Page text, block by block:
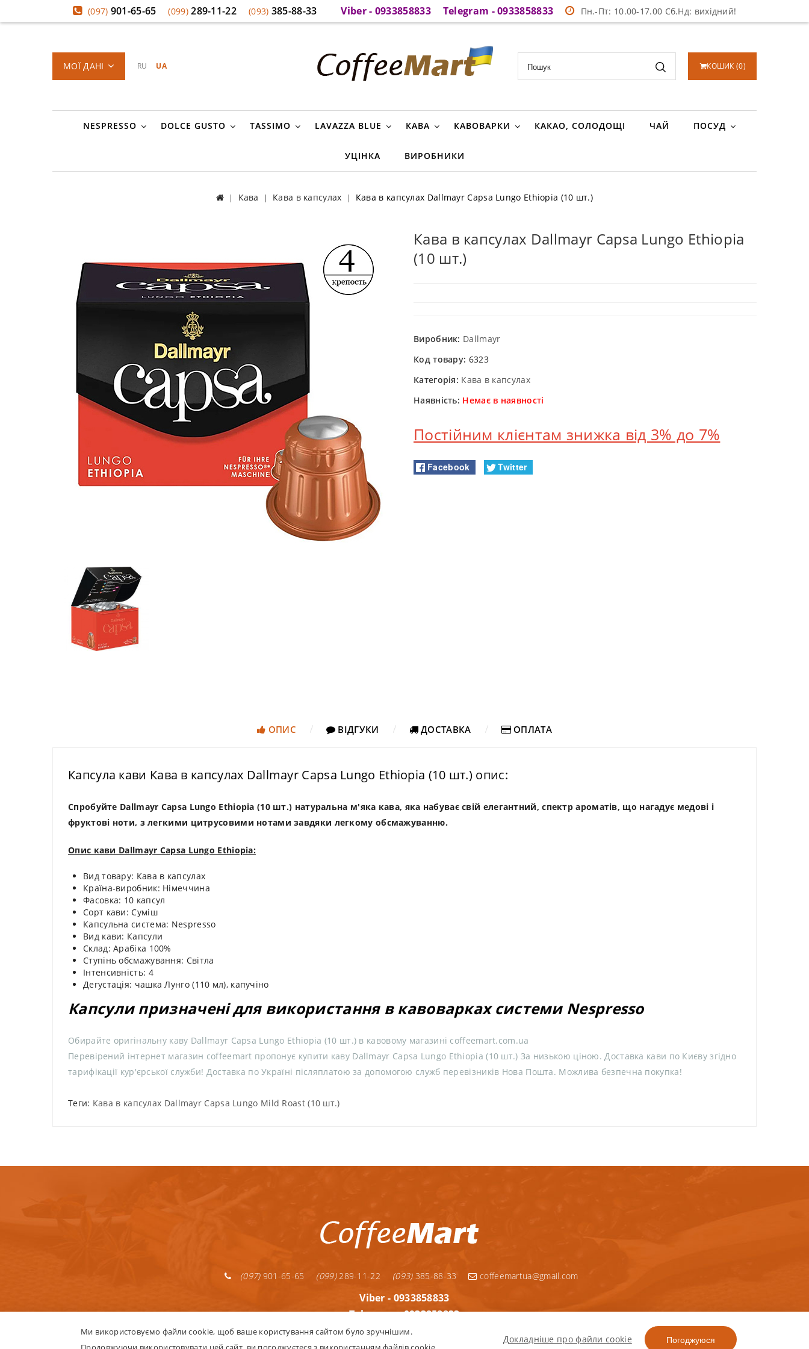
(097) 901-65-65 (099)289-11-22 (093) 385-88-33 Viber - 0933858833 Telegram - 0933858833 Пн.-Пт: 10.00-17.00 Сб.Нд: вихідний!
МОЇ ДАНІ RU UA КОШИК (0)
NESPRESSO DOLCE GUSTO TASSIMO LAVAZZA BLUE КАВА КАВОВАРКИ КАКАО, СОЛОДОЩІ ЧАЙ ПОСУД
УЦІНКА ВИРОБНИКИ
Кава Кава в капсулах Кава в капсулах Dallmayr Capsa Lungo Ethiopia (10 шт.)
Кава в капсулах Dallmayr Capsa Lungo Ethiopia
(10 шт.)
Виробник: Dallmayr
Код товару: 6323
Категорія: Кава в капсулах
Наявність: Немає в наявності
Постійним клієнтам знижка від 3% до 7%
Facebook Twitter
ОПИС ВІДГУКИ ДОСТАВКА ОПЛАТА
Капсула кави Кава в капсулах Dallmayr Capsa Lungo Ethiopia (10 шт.) опис:
Спробуйте Dallmayr Capsa Lungo Ethiopia (10 шт.) натуральна м'яка кава, яка набуває свій елегантний, спектр ароматів, що нагадує медові і
фруктові ноти, з легкими цитрусовими нотами завдяки легкому обсмажуванню.
Опис кави Dallmayr Capsa Lungo Ethiopia:
Вид товару: Кава в капсулах
Країна-виробник: Німеччина
Фасовка: 10 капсул
Сорт кави: Суміш
Капсульна система: Nespresso
Вид кави: Капсули
Склад: Арабіка 100%
Ступінь обсмажування: Світла
Інтенсивність: 4
Дегустація: чашка Лунго (110 мл), капучіно
Капсули призначені для використання в кавоварках системи Nespresso
Обирайте оригінальну каву Dallmayr Capsa Lungo Ethiopia (10 шт.) в кавовому магазині coffeemart.com.ua
Перевірений інтернет магазин coffeemart пропонує купити каву Dallmayr Capsa Lungo Ethiopia (10 шт.) За низькою ціною. Доставка кави по Києву згідно
тарифікації кур'єрської служби! Доставка по Україні післяплатою за допомогою служб перевізників Нова Пошта. Можлива безпечна покупка!
Теги: Кава в капсулах Dallmayr Capsa Lungo Mild Roast (10 шт.)
(097)901-65-65 (099)289-11-22 (093)385-88-33 coffeemartua@gmail.com
Viber - 0933858833
Telegram - 0933858833
Telegram - 0992891122
Ми використовуємо файли cookie, щоб ваше користування сайтом було зручнішим.
Докладніше про файли cookie Погоджуюся